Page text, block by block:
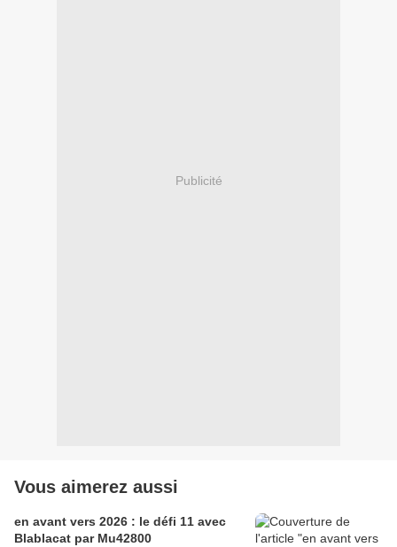
Publicité
Vous aimerez aussi
en avant vers 2026 : le défi 11 avec
Blablacat par Mu42800